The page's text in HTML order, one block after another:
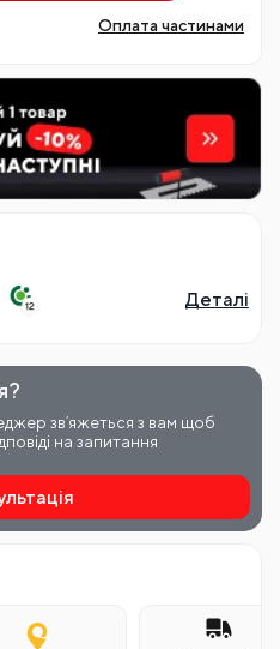
Оплата частинами
Деталі
звʼяжеться з вам щоб
на запитання